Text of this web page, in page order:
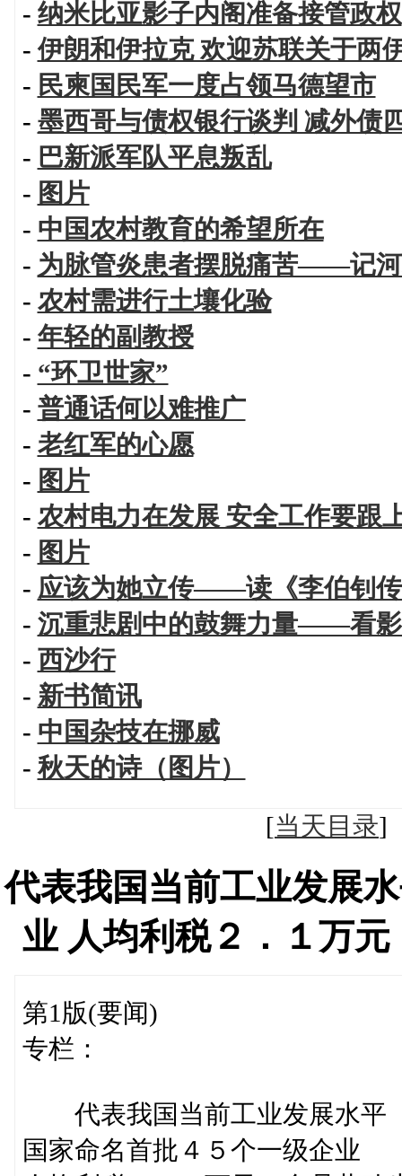
- 纳米比亚影子内阁准备接管政权
-伊朗和伊拉克 欢迎苏联关于两
- 民柬国民军一度占领马德望市
- 墨西哥与债权银行谈判 减外债
- 巴新派军队平息叛乱
- 图片
- 中国农村教育的希望所在
- 为脉管炎患者摆脱痛苦——记
- 农村需进行土壤化验
- 年轻的副教授
- “环卫世家”
- 普通话何以难推广
- 老红军的心愿
- 图片
- 农村电力在发展 安全工作要跟
- 图片
- 应该为她立传——读《李伯钊
- 沉重悲剧中的鼓舞力量——看
- 西沙行
- 新书简讯
- 中国杂技在挪威
- 秋天的诗（图片）
[当天目录
代表我国当前工业发展
业 人均利税２．１万
第1版(要闻)
专栏：
代表我国当前工业发展水平
国家命名首批４５个一级企业